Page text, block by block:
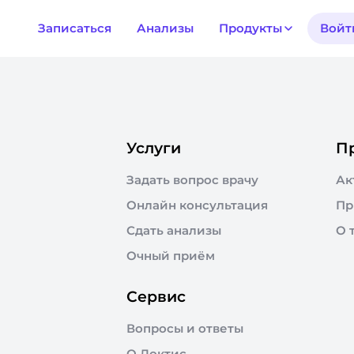
Записаться Анализы Продукты
Услуги
Задать вопрос врачу
Онлайн консультация
Сдать анализы
Очный приём
О
Сервис
Вопросы и ответы